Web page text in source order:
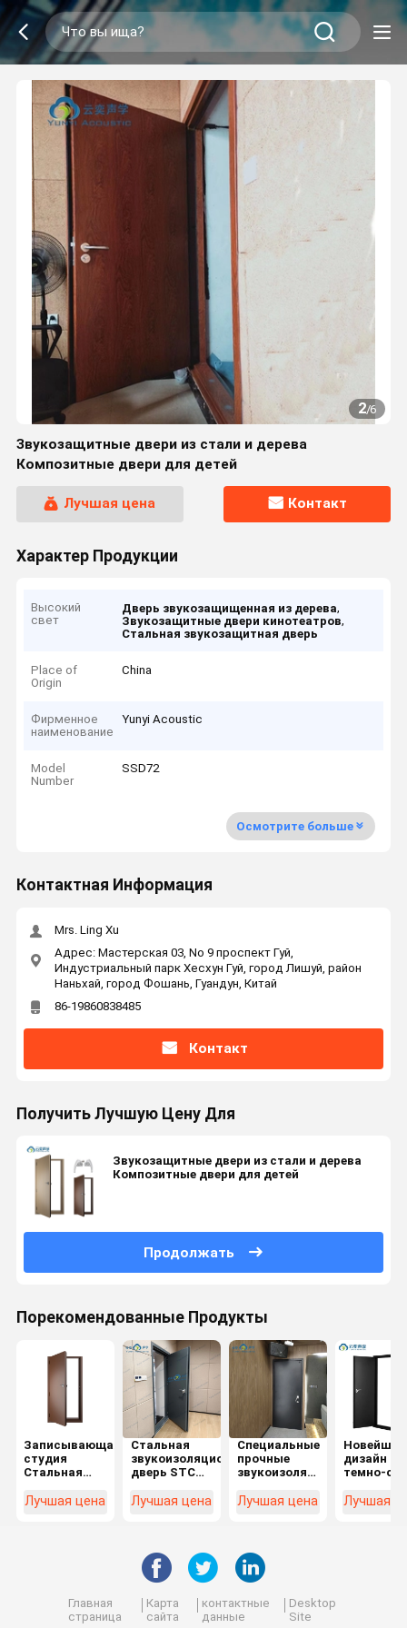
2/6
Звукозащитные двери из стали и дерева
Композитные двери для детей
Лучшая цена Контакт
Характер Продукции
Высокий
свет
Дверь звукозащищенная из дерева,
Звукозащитные двери кинотеатров,
Стальная звукозащитная дверь
Place of
Origin
China
Фирменное
наименование
Yunyi Acoustic
Model
Number
SSD72
Осмотрите больше
Контактная Информация
Mrs. Ling Xu
Адрес: Мастерская 03, No 9 проспект Гуй,
Индустриальный парк Хесхун Гуй, город Лишуй, район
Наньхай, город Фошань, Гуандун, Китай
86-19860838485
Контакт
Получить Лучшую Цену Для
Звукозащитные двери из стали и дерева
Композитные двери для детей
Продолжать
Порекомендованные Продукты
Записывающая
студия
Стальная
дверь
кинотеатра
Лучшая цена
Стальная
звукоизоляционная
дверь STC
Акустическая
дверь
дверь
Домашний
театр дверь
Лучшая цена
Специальные
прочные
звукоизоляционные
построенные
с магнитным
Лучшая цена
Новейший
дизайн
темно-
алюминий
Лучшая
Главная
страница
Карта
сайта
контактные
данные
Desktop
Site